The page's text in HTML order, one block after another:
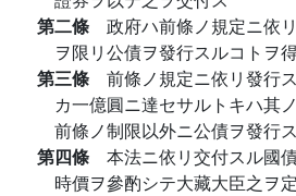
第二條 政府ハ前條ノ規定ニ依
ヲ限リ公債ヲ發行スルコトヲ
第三條 前條ノ規定ニ依リ發行
カ一億圓ニ達セサルトキハ其
前條ノ制限以外ニ公債ヲ發行
第四條 本法ニ依リ交付スル國
時價ヲ參酌シテ大藏大臣之ヲ